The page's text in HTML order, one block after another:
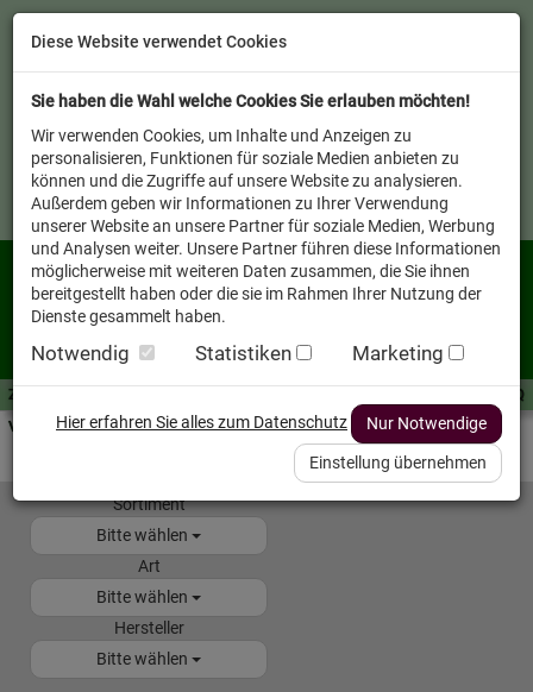
Zutaten A-Z
Service FAQ
Verkäufer vor Ort
Sortiment
Bitte wählen
Art
Bitte wählen
Hersteller
Bitte wählen
Diese Website verwendet Cookies
Sie haben die Wahl welche Cookies Sie erlauben möchten!
Wir verwenden Cookies, um Inhalte und Anzeigen zu
personalisieren, Funktionen für soziale Medien anbieten zu
können und die Zugriffe auf unsere Website zu analysieren.
Außerdem geben wir Informationen zu Ihrer Verwendung
unserer Website an unsere Partner für soziale Medien, Werbung
und Analysen weiter. Unsere Partner führen diese Informationen
möglicherweise mit weiteren Daten zusammen, die Sie ihnen
bereitgestellt haben oder die sie im Rahmen Ihrer Nutzung der
Dienste gesammelt haben.
Notwendig Statistiken Marketing
Hier erfahren Sie alles zum Datenschutz Nur Notwendige
Einstellung übernehmen